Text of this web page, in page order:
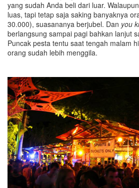
yang sudah Anda beli dari luar.
luas, tapi tetap saja saking banyaknya
30.000), suasananya berjubel. Dan you
berlangsung sampai pagi bahkan lanjut
Puncak pesta tentu saat tengah malam
orang sudah lebih menggila.